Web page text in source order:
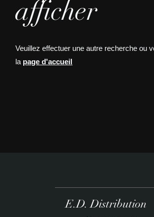
afficher
Veuillez effectuer une autre recherche ou
la page d'accueil
E.D. Distribution